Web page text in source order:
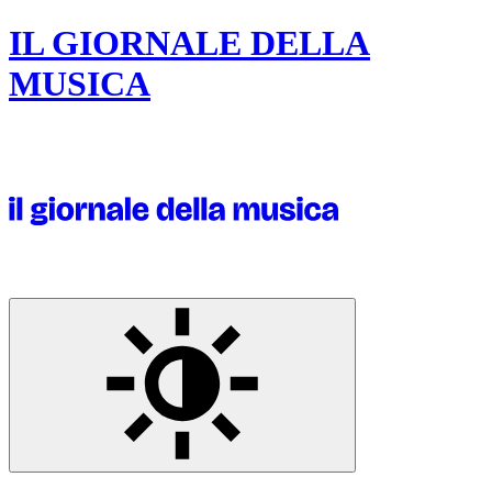
IL GIORNALE DELLA
MUSICA